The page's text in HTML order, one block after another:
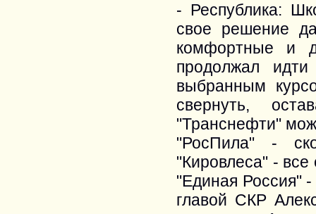
- Республика:
свое решение
комфортные и
продолжал
выбранным
свернуть,
"Транснефти"
"РосПила" -
"Кировлеса" -
"Единая Россия"
главой СКР